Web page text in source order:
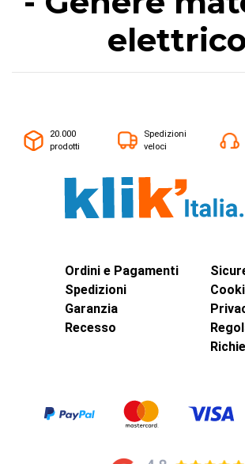
20.000
prodotti
Spedizioni
veloci
Ordini e Pagamenti
Spedizioni
Garanzia
Recesso